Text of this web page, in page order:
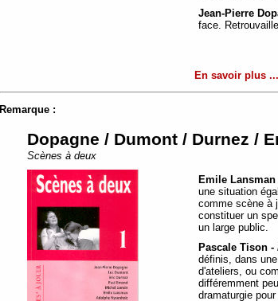
Jean-Pierre
face.
En savoir plus ...
Remarque :
Dopagne / Dumont / Durnez /
Scènes à deux
Emile Lansman
une situation
comme scène à
constituer un
un large public.
Pascale Tison -
définis, dans
d'ateliers, ou
différemment
dramaturgie